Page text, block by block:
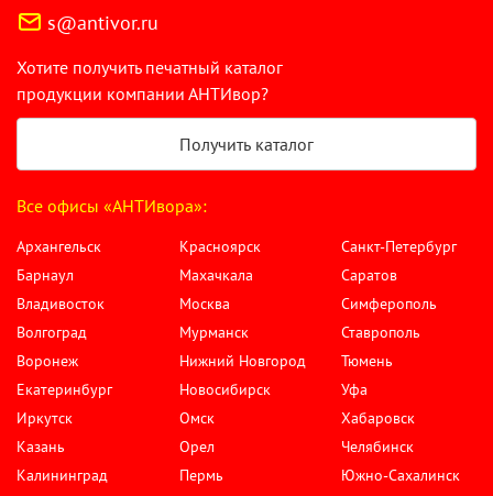
s@antivor.ru
Хотите получить печатный каталог
продукции компании АНТИвор?
Получить каталог
Все офисы «АНТИвора»:
Архангельск
Барнаул
Владивосток
Волгоград
Воронеж
Екатеринбург
Иркутск
Казань
Калининград
Красноярск
Махачкала
Москва
Мурманск
Нижний Новгород
Новосибирск
Омск
Орел
Пермь
Санкт-Петербург
Саратов
Симферополь
Ставрополь
Тюмень
Уфа
Хабаровск
Челябинск
Южно-Сахалинск